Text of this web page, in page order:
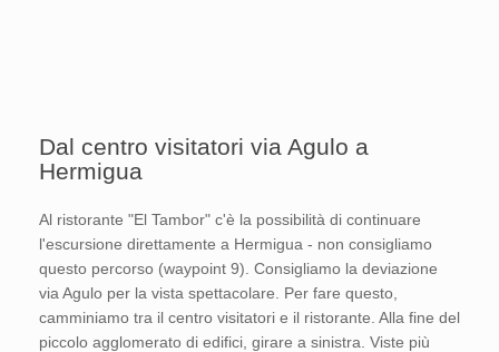
Dal centro visitatori via Agulo a
Hermigua
Al ristorante "El Tambor" c'è la possibilità di continuare
l'escursione direttamente a Hermigua - non consigliamo
questo percorso (waypoint 9). Consigliamo la deviazione
via Agulo per la vista spettacolare. Per fare questo,
camminiamo tra il centro visitatori e il ristorante. Alla fine del
piccolo agglomerato di edifici, girare a sinistra. Viste più